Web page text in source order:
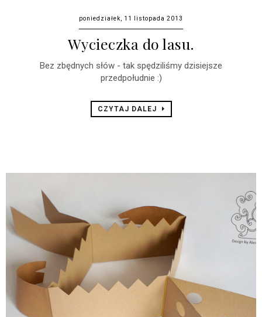
poniedziałek, 11 listopada 2013
Wycieczka do lasu.
Bez zbędnych słów - tak spędziliśmy dzisiejsze
przedpołudnie :)
CZYTAJ DALEJ